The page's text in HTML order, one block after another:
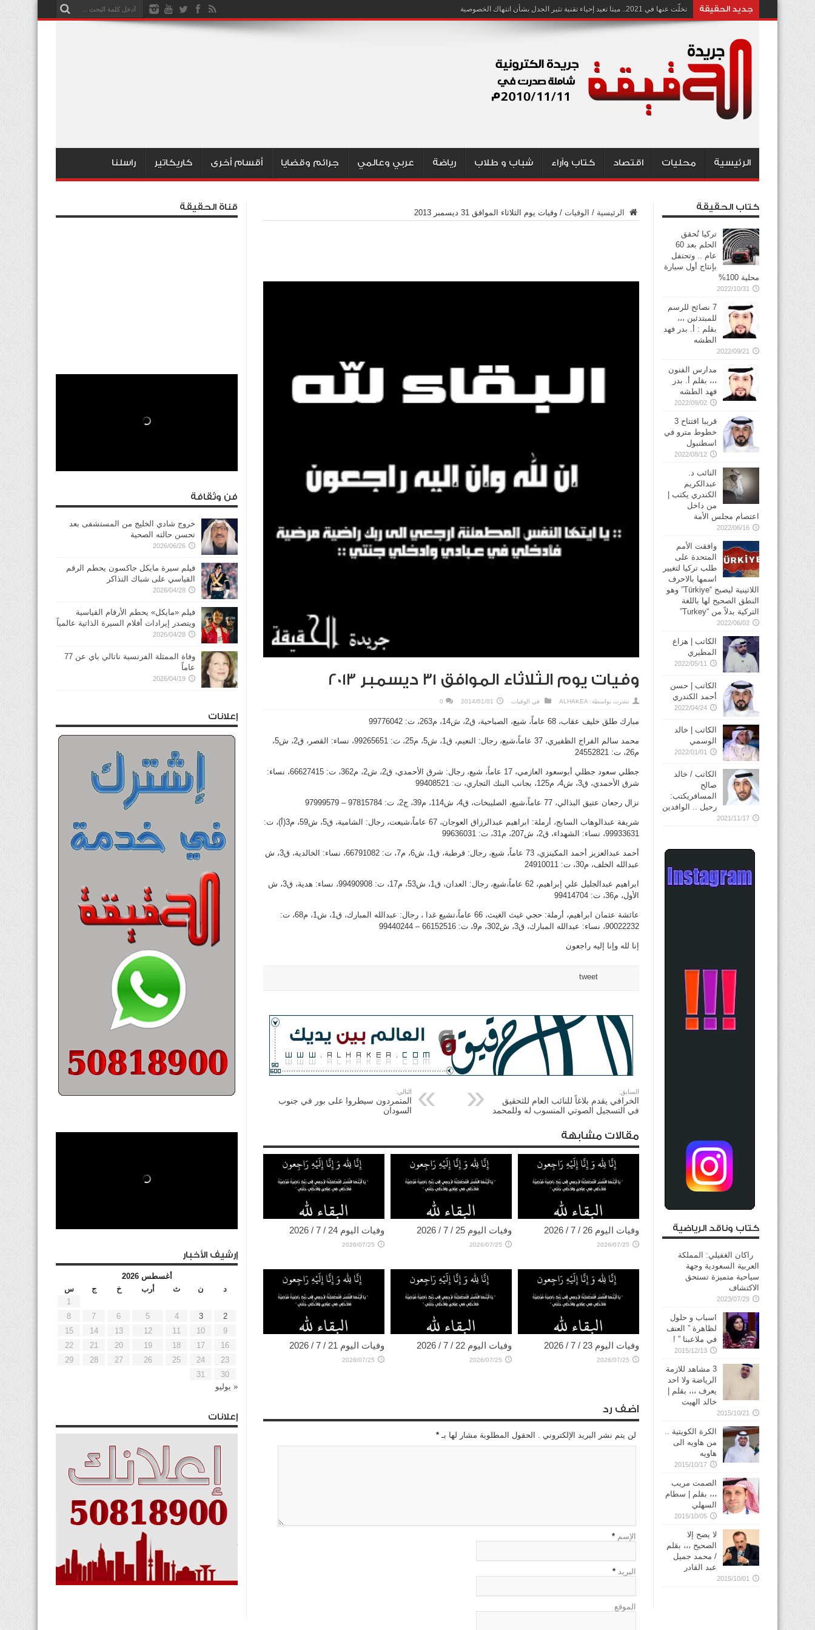
جديد الحقيقة تخلّت عنها في 2021.. ميتا تعيد إحياء تقنية تثير الجدل بشأن انتهاك الخصوصية
الرئيسية محليات اقتصاد كتاب وآراء شباب و طلاب رياضة عربي وعالمي جرائم وقضايا أقسام أخرى كاريكاتير راسلنا
الرئيسية / الوفيات / وفيات يوم الثلاثاء الموافق 31 ديسمبر 2013
وفيات يوم الثلاثاء الموافق 31 ديسمبر 2013
نشرت بواسطة: ALHAKEA في الوفيات 2014/01/01
0
مبارك طلق خليف عقاب، 68 عاماً، شيع، الصباحية، ق2، ش14، م263، ت: 99776042
محمد سالم الفراج الظفيري، 37 عاماً،شيع، رجال: النعيم، ق1، ش5، م25، ت: 99265651، نساء: القصر، ق2، ش5،
م26، ت: 24552821
جطلي سعود جطلي أبوسعود العازمي، 17 عاماً، شيع، رجال: شرق الأحمدي، ق2، ش2، م362، ت: 66627415، نساء:
شرق الأحمدي، ق3، ش4، م125، بجانب البنك التجاري، ت: 99408521
نزال رجعان عتيق البذالي، 77 عاماً،شيع، الصليبخات، ق4، ش114، م39، ج2، ت: 97815784 – 97999579
شريفة عبدالوهاب السابج، أرملة: ابراهيم عبدالرزاق العوجان، 67 عاماً،شيعت، رجال: الشامية، ق5، ش59، م3(أ)، ت:
99933631، نساء: الشهداء، ق2، ش207، م31، ت: 99636031
أحمد عبدالعزيز أحمد المكينزي، 73 عاماً، شيع، رجال: قرطبة، ق1، ش6، م7، ت: 66791082، نساء: الخالدية، ق3، ش
عبدالله الخلف، م30، ت: 24910011
ابراهيم عبدالجليل علي إبراهيم، 62 عاماً،شيع، رجال: العدان، ق1، ش53، م17، ت: 99490908، نساء: هدية، ق3، ش
الأول، م36، ت: 99414704
عائشة عثمان ابراهيم، أرملة: حجي غيث الغيث، 66 عاماً،تشيع غدا ، رجال: عبدالله المبارك، ق1، ش1، م68، ت:
90022232، نساء: عبدالله المبارك، ق3، ش302، م9، ت: 66152516 – 99440244
إنا لله وإنا إليه راجعون
tweet
السابق:
الخرافي يقدم بلاغاً للنائب العام للتحقيق
في التسجيل الصوتي المنسوب له وللمحمد
التالي:
المتمردون سيطروا على بور في جنوب
السودان
مقالات مشابهة
وفيات اليوم 26 / 7 / 2026
2026/07/25
وفيات اليوم 25 / 7 / 2026
2026/07/25
وفيات اليوم 24 / 7 / 2026
2026/07/25
وفيات اليوم 23 / 7 / 2026
2026/07/25
وفيات اليوم 22 / 7 / 2026
2026/07/25
وفيات اليوم 21 / 7 / 2026
2026/07/25
اضف رد
لن يتم نشر البريد الإلكتروني . الحقول المطلوبة مشار لها بـ *
الإسم *
البريد *
الموقع
كتاب الحقيقة
تركيا تُحقق
الحلم بعد 60
عام .. وتحتفل
بإنتاج أول سيارة
محلية 100%
2022/10/31
7 نصائح للرسم
للمبتدئين ،،،
بقلم : أ. بدر فهد
الطشه
2022/09/21
مدارس الفنون
،،، بقلم أ. بدر
فهد الطشه
2022/09/02
قريبا افتتاح 3
خطوط مترو في
2022/08/12
النائب د.
عبدالكريم
الكندري يكتب |
من داخل
اعتصام مجلس الأمة
2022/06/16
وافقت الأمم
المتحدة على
طلب تركيا لتغيير
اسمها بالاحرف
اللاتينية ليصبح “Türkiye” وهو
النطق الصحيح لها باللغة
التركية بدلاً من “Turkey”
2022/06/02
الكاتب | هزاع
المطيري
2022/05/11
الكاتب | حسن
أحمد الكندري
2022/04/24
الكاتب | خالد
الوسمي
2022/01/01
الكاتب / خالد
صالح
المسافريكتب:
رحيل .. الوافدين
2021/11/17
كتاب وناقد الرياضية
راكان الغفيلي: المملكة
العربية السعودية وجهة
سياحية متميزة تستحق
الاكتشاف
2023/07/29
اسباب و حلول
لظاهرة ” العنف
في ملاعبنا ” !
2015/12/13
3 مشاهد للازمة
الرياضة ولا احد
يعرف ،،، بقلم |
خالد الهيت
2015/10/21
الكرة الكويتية ..
من هاويه الى
هاويه
2015/10/17
الصمت مريب
،،، بقلم | سطام
السهلي
2015/10/05
لا يصح إلا
الصحيح ،،، بقلم
/ محمد جميل
عبد القادر
2015/10/01
قناة الحقيقة
فن وثقافة
خروج شادي الخليج من المستشفى بعد
تحسن حالته الصحية
2026/06/26
فيلم سيرة مايكل جاكسون يحطم الرقم
القياسي على شباك التذاكر
2026/04/28
فيلم «مايكل» يحطم الأرقام القياسية
ويتصدر إيرادات أفلام السيرة الذاتية عالمياً
2026/04/28
وفاة الممثلة الفرنسية ناتالي باي عن 77
عاماً
2026/04/19
إعلانات
إرشيف الأخبار
أغسطس 2026
د
ن ث أرب خ ج
س
1
2
3
4
5
6
7
8
9
10
11
12
13
14
15
16
17
18
19
20
21
22
23
24
25
26
27
28
29
30
31
« يوليو
إعلانات